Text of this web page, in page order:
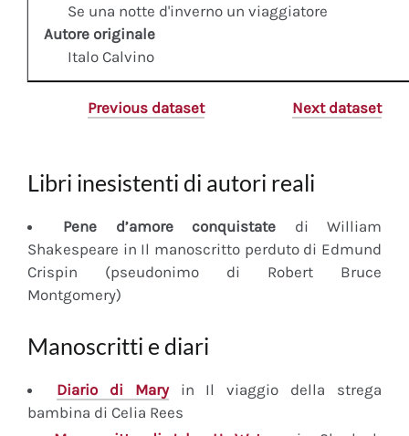
Se una notte d'inverno un viaggiatore
Autore originale
Italo Calvino
Previous dataset Next dataset
Libri inesistenti di autori reali
Pene d’amore conquistate di William
Shakespeare in Il manoscritto perduto di Edmund
Crispin (pseudonimo di Robert Bruce
Montgomery)
Manoscritti e diari
Diariodi Maryin Il viaggio della strega
bambina di Celia Rees